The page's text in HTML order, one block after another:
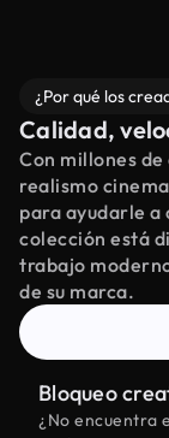
¿Por qué los
Calidad,
Con millones
realismo
para ayudarle a
colección está
trabajo
de su marca.
Bloqueo
¿No encuentra